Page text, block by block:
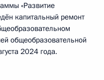
«Развитие
капитальный ремонт
общеобразовательной
2024 года.